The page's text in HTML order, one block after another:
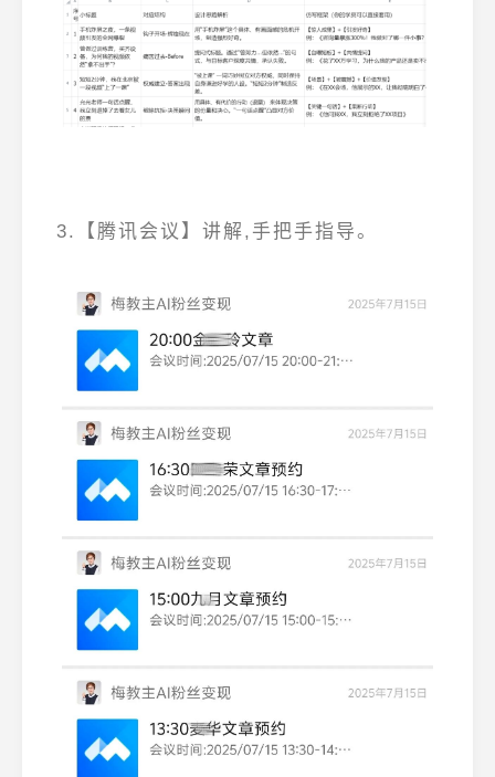
3.【腾讯会议】讲解,手把手指导。